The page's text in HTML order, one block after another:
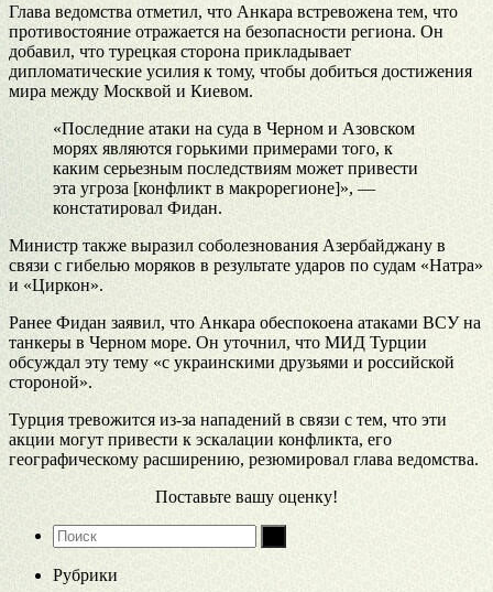
Глава ведомства отметил, что Анкара встревожена тем, что
противостояние отражается на безопасности региона. Он
добавил, что турецкая сторона прикладывает
дипломатические усилия к тому, чтобы добиться достижения
мира между Москвой и Киевом.
«Последние атаки на суда в Черном и Азовском
морях являются горькими примерами того, к
каким серьезным последствиям может привести
эта угроза [конфликт в макрорегионе]», —
констатировал Фидан.
Министр также выразил соболезнования Азербайджану в
связи с гибелью моряков в результате ударов по судам «Натра»
и «Циркон».
Ранее Фидан заявил, что Анкара обеспокоена атаками ВСУ на
танкеры в Черном море. Он уточнил, что МИД Турции
обсуждал эту тему «с украинскими друзьями и российской
стороной».
Турция тревожится из-за нападений в связи с тем, что эти
акции могут привести к эскалации конфликта, его
географическому расширению, резюмировал глава ведомства.
Поставьте вашу оценку!
Рубрики